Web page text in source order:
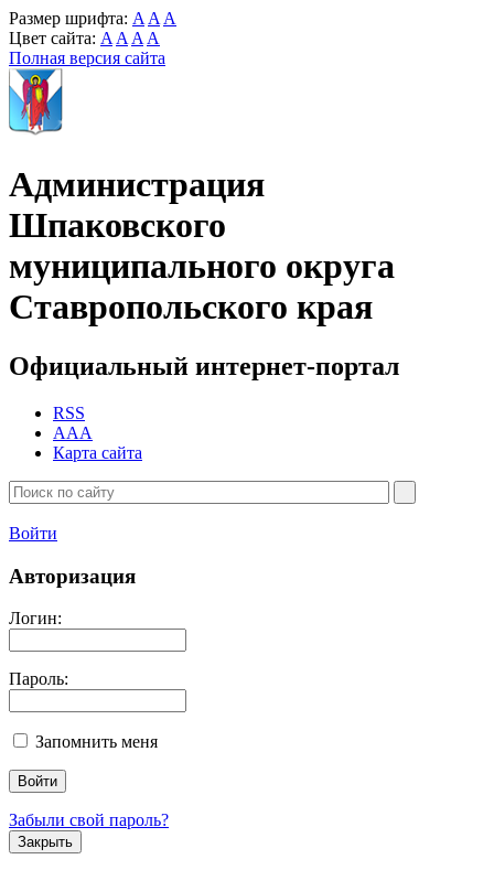
Размер шрифта: A A A
Цвет сайта: A A A A
Полная версия сайта
Администрация
Шпаковского
муниципального округа
Ставропольского края
Официальный интернет-портал
RSS
AAA
Карта сайта
Войти
Авторизация
Логин:
Пароль:
Запомнить меня
Забыли свой пароль?
Закрыть